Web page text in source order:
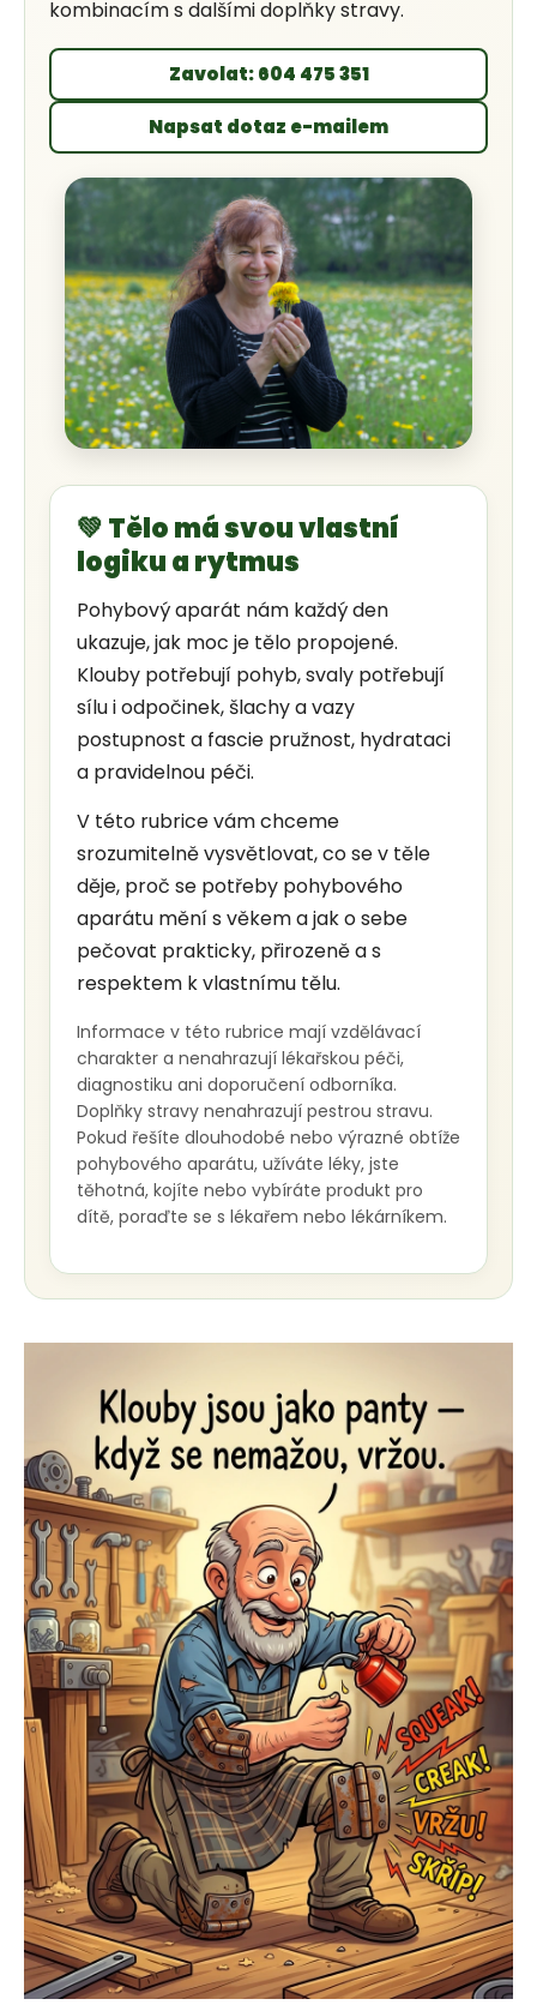
kombinacím s dalšími doplňky stravy.
Zavolat: 604 475 351
Napsat dotaz e-mailem
💚 Tělo má svou vlastní
logiku a rytmus
Pohybový aparát nám každý den
ukazuje, jak moc je tělo propojené.
Klouby potřebují pohyb, svaly potřebují
sílu i odpočinek, šlachy a vazy
postupnost a fascie pružnost, hydrataci
a pravidelnou péči.
V této rubrice vám chceme
srozumitelně vysvětlovat, co se v těle
děje, proč se potřeby pohybového
aparátu mění s věkem a jak o sebe
pečovat prakticky, přirozeně a s
respektem k vlastnímu tělu.
Informace v této rubrice mají vzdělávací
charakter a nenahrazují lékařskou péči,
diagnostiku ani doporučení odborníka.
Doplňky stravy nenahrazují pestrou stravu.
Pokud řešíte dlouhodobé nebo výrazné obtíže
pohybového aparátu, užíváte léky, jste
těhotná, kojíte nebo vybíráte produkt pro
dítě, poraďte se s lékařem nebo lékárníkem.